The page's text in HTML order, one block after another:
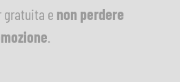
e non perdere